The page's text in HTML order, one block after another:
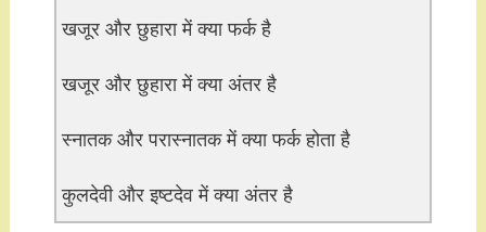
खजूर और छुहारा में क्या फर्क है
खजूर और छुहारा में क्या अंतर है
स्नातक और परास्नातक में क्या फर्क होता है
कुलदेवी और इष्टदेव में क्या अंतर है